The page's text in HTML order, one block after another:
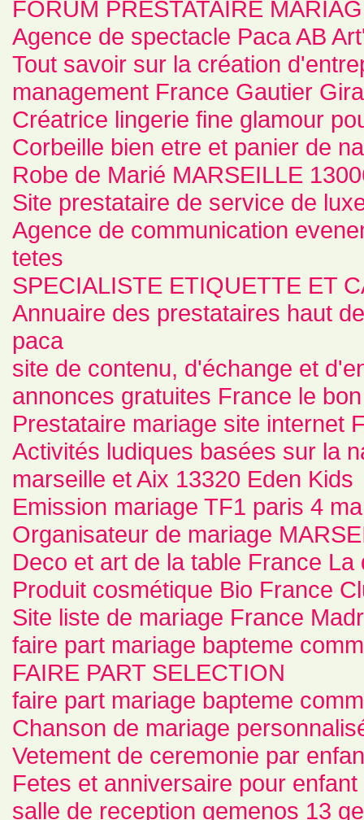
FORUM PRESTATAIRE
Agence de spectacle Paca AB
Tout savoir sur la création
management France Gautier
Créatrice lingerie fine glamour
Corbeille bien etre et panier de
Robe de Marié MARSEILLE
Site prestataire de service de
Agence de communication
tetes
SPECIALISTE ETIQUETTE ET
Annuaire des prestataires haut
paca
site de contenu, d'échange et
annonces gratuites France le
Prestataire mariage site internet
Activités ludiques basées sur la
marseille et Aix 13320 Eden Kids
Emission mariage TF1 paris 4
Organisateur de mariage
Deco et art de la table France La
Produit cosmétique Bio France
Site liste de mariage France
faire part mariage bapteme
FAIRE PART SELECTION
faire part mariage bapteme
Chanson de mariage
Vetement de ceremonie par
Fetes et anniversaire pour
salle de reception gemenos 13